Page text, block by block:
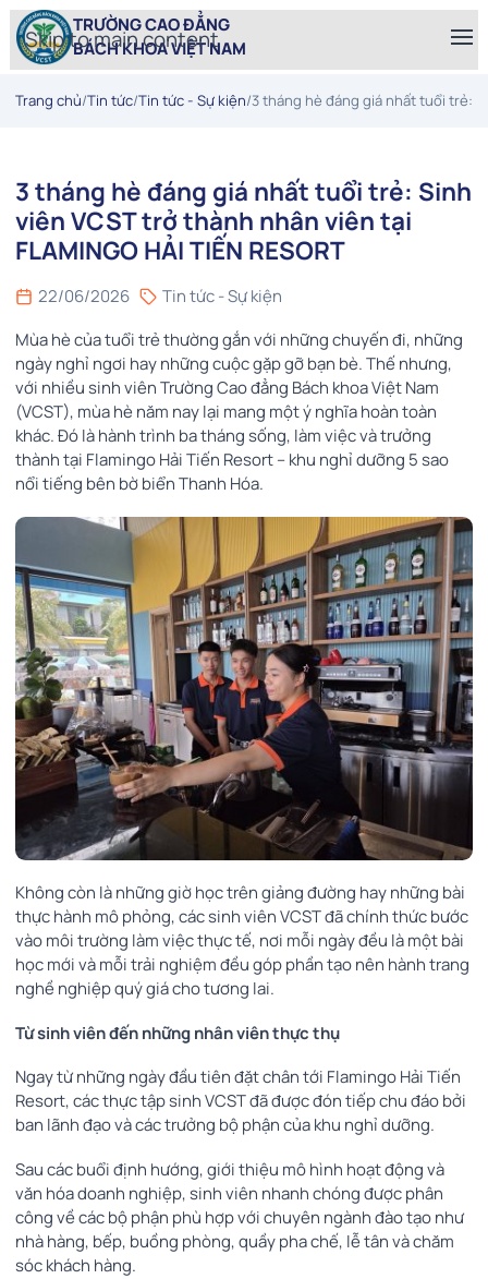
Skip to main content
TRƯỜNG CAO ĐẲNG
BÁCH KHOA VIỆT NAM
Trang chủ/Tin tức/Tin tức - Sự kiện/3 tháng hè đáng giá nhất tuổi trẻ:
3 tháng hè đáng giá nhất tuổi trẻ: Sinh
viên VCST trở thành nhân viên tại
FLAMINGO HẢI TIẾN RESORT
22/06/2026
Tin tức - Sự kiện
Mùa hè của tuổi trẻ thường gắn với những chuyến đi, những
ngày nghỉ ngơi hay những cuộc gặp gỡ bạn bè. Thế nhưng,
với nhiều sinh viên Trường Cao đẳng Bách khoa Việt Nam
(VCST), mùa hè năm nay lại mang một ý nghĩa hoàn toàn
khác. Đó là hành trình ba tháng sống, làm việc và trưởng
thành tại Flamingo Hải Tiến Resort – khu nghỉ dưỡng 5 sao
nổi tiếng bên bờ biển Thanh Hóa.
Không còn là những giờ học trên giảng đường hay những bài
thực hành mô phỏng, các sinh viên VCST đã chính thức bước
vào môi trường làm việc thực tế, nơi mỗi ngày đều là một bài
học mới và mỗi trải nghiệm đều góp phần tạo nên hành trang
nghề nghiệp quý giá cho tương lai.
Từ sinh viên đến những nhân viên thực thụ
Ngay từ những ngày đầu tiên đặt chân tới Flamingo Hải Tiến
Resort, các thực tập sinh VCST đã được đón tiếp chu đáo bởi
ban lãnh đạo và các trưởng bộ phận của khu nghỉ dưỡng.
Sau các buổi định hướng, giới thiệu mô hình hoạt động và
văn hóa doanh nghiệp, sinh viên nhanh chóng được phân
công về các bộ phận phù hợp với chuyên ngành đào tạo như
nhà hàng, bếp, buồng phòng, quầy pha chế, lễ tân và chăm
sóc khách hàng.